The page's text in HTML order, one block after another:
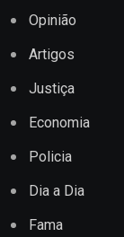
Opinião
Artigos
Justiça
Economia
Policia
Dia a Dia
Fama